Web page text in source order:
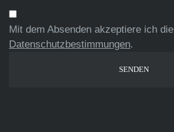
Mit dem Absenden akzeptiere ich die
Datenschutzbestimmungen.